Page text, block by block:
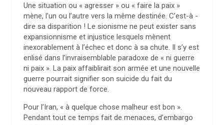
Une situation ou « agresser » ou « faire la paix »
mène, l’un ou l’autre vers la même destinée. C’est-à -
dire sa disparition ! Le sionisme ne peut exister sans
expansionnisme et injustice lesquels mènent
inexorablement à l’échec et donc à sa chute. Il s’y est
enlisé dans l’invraisemblable paradoxe de « ni guerre
ni paix ». La paix affaiblirait son armée et une nouvelle
guerre pourrait signifier son suicide du fait du
nouveau rapport de force.
Pour l’Iran, « à quelque chose malheur est bon ».
Pendant tout ce temps fait de menaces, d’embargo